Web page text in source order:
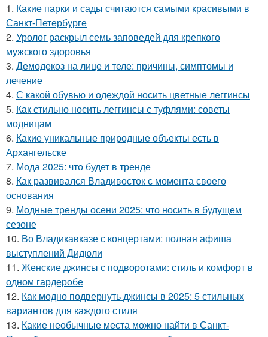
1. Какие парки и сады считаются самыми красивыми в
Санкт-Петербурге
2. Уролог раскрыл семь заповедей для крепкого
мужского здоровья
3. Демодекоз на лице и теле: причины, симптомы и
лечение
4. С какой обувью и одеждой носить цветные леггинсы
5. Как стильно носить леггинсы с туфлями: советы
модницам
6. Какие уникальные природные объекты есть в
Архангельске
7. Мода 2025: что будет в тренде
8. Как развивался Владивосток с момента своего
основания
9. Модные тренды осени 2025: что носить в будущем
сезоне
10. Во Владикавказе с концертами: полная афиша
выступлений Дидюли
11. Женские джинсы с подворотами: стиль и комфорт в
одном гардеробе
12. Как модно подвернуть джинсы в 2025: 5 стильных
вариантов для каждого стиля
13. Какие необычные места можно найти в Санкт-